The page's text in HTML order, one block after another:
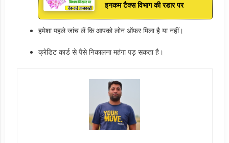
इनकम टैक्स विभाग की रडार पर
हमेशा पहले जांच लें कि आपको लोन ऑफर मिला है या नहीं।
क्रेडिट कार्ड से पैसे निकालना महंगा पड़ सकता है।